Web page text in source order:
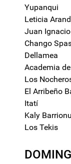
Yupanqui
Leticia
Juan
Chango
Dellamea
Academia
Los
El Arribeño
Itatí
Kaly
Los Tekis